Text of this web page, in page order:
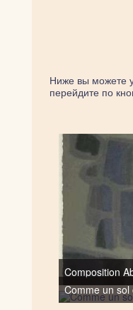
Ниже вы можете
перейдите по
Composition
Comme un